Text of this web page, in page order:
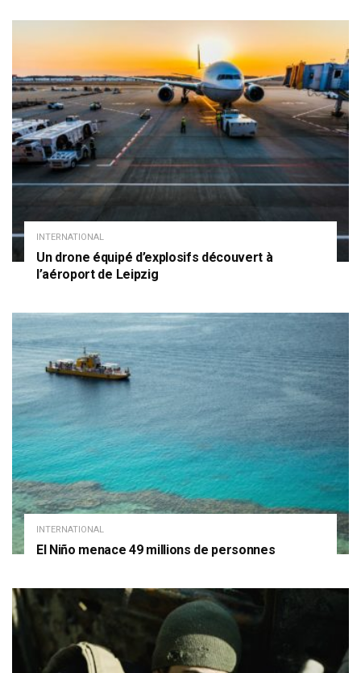
INTERNATIONAL
Un drone équipé d’explosifs découvert à
l’aéroport de Leipzig
INTERNATIONAL
El Niño menace 49 millions de personnes